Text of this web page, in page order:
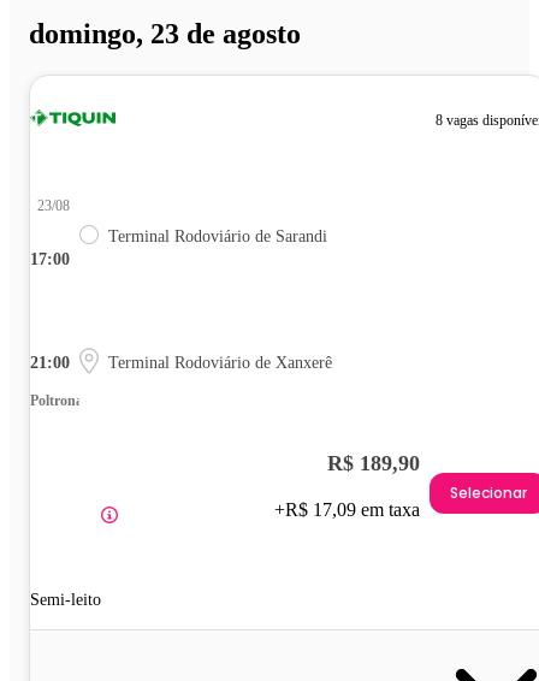
domingo, 23 de agosto
8 vagas
17:00
23/08
Terminal Rodoviário de Sarandi
21:00 Terminal Rodoviário de Xanxerê
Poltrona
Semi-leito
R$ 189,90
+R$ 17,09 em taxa
Selecionar